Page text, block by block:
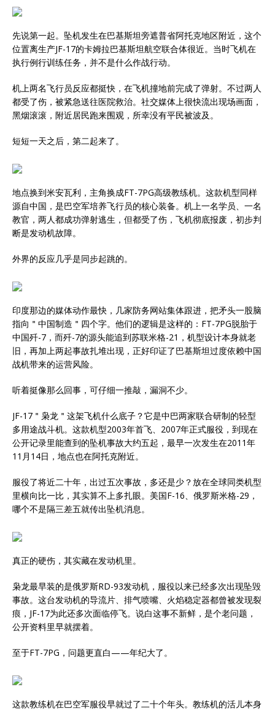
先说第一起。坠机发生在巴基斯坦旁遮普省阿托克地区附近，这个
位置离生产JF-17的卡姆拉巴基斯坦航空联合体很近。当时飞机在
执行例行训练任务，并不是什么作战行动。
机上两名飞行员反应都挺快，在飞机撞地前完成了弹射。不过两人
都受了伤，被紧急送往医院救治。社交媒体上很快流出现场画面，
黑烟滚滚，附近居民跑来围观，所幸没有平民被波及。
短短一天之后，第二起来了。
地点换到米安瓦利，主角换成FT-7PG高级教练机。这款机型同样
源自中国，是巴空军培养飞行员的核心装备。机上一名学员、一名
教官，两人都成功弹射逃生，但都受了伤，飞机彻底报废，初步判
断是发动机故障。
外界的反应几乎是同步起跳的。
印度那边的媒体动作最快，几家防务网站集体跟进，把矛头一股脑
指向＂中国制造＂四个字。他们的逻辑是这样的：FT-7PG脱胎于
中国歼-7，而歼-7的源头能追到苏联米格-21，机型设计本身就老
旧，再加上两起事故扎堆出现，正好印证了巴基斯坦过度依赖中国
战机带来的运营风险。
听着挺像那么回事，可仔细一推敲，漏洞不少。
JF-17＂枭龙＂这架飞机什么底子？它是中巴两家联合研制的轻型
多用途战斗机。这款机型2003年首飞、2007年正式服役，到现在
公开记录里能查到的坠机事故大约五起，最早一次发生在2011年
11月14日，地点也在阿托克附近。
服役了将近二十年，出过五次事故，多还是少？放在全球同类机型
里横向比一比，其实算不上多扎眼。美国F-16、俄罗斯米格-29，
哪个不是隔三差五就传出坠机消息。
真正的硬伤，其实藏在发动机里。
枭龙最早装的是俄罗斯RD-93发动机，服役以来已经多次出现坠毁
事故。这台发动机的导流片、排气喷嘴、火焰稳定器都曾被发现裂
痕，JF-17为此还多次面临停飞。说白这事不新鲜，是个老问题，
公开资料里早就摆着。
至于FT-7PG，问题更直白——年纪大了。
这款教练机在巴空军服役早就过了二十个年头。教练机的活儿本身